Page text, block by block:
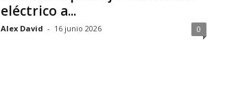
eléctrico a...
Alex David - 16 junio 2026 0